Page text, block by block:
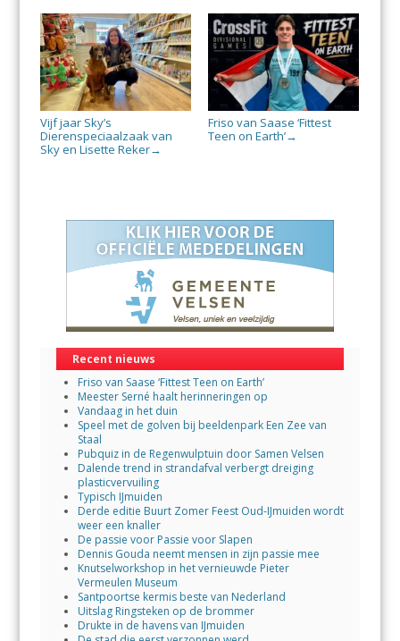
Vijf jaar Sky’s
Dierenspeciaalzaak van
Sky en Lisette Reker→
Friso van Saase ‘Fittest
Teen on Earth’→
Recent nieuws
Friso van Saase ‘Fittest Teen on Earth’
Meester Serné haalt herinneringen op
Vandaag in het duin
Speel met de golven bij beeldenpark Een Zee van
Staal
Pubquiz in de Regenwulptuin door Samen Velsen
Dalende trend in strandafval verbergt dreiging
plasticvervuiling
Typisch IJmuiden
Derde editie Buurt Zomer Feest Oud-IJmuiden wordt
weer een knaller
De passie voor Passie voor Slapen
Dennis Gouda neemt mensen in zijn passie mee
Knutselworkshop in het vernieuwde Pieter
Vermeulen Museum
Santpoortse kermis beste van Nederland
Uitslag Ringsteken op de brommer
Drukte in de havens van IJmuiden